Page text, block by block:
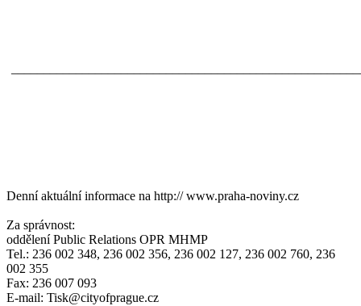
Denní aktuální informace na http:// www.praha-noviny.cz
Za správnost:
oddělení Public Relations OPR MHMP
Tel.: 236 002 348, 236 002 356, 236 002 127, 236 002 760, 236
002 355
Fax: 236 007 093
E-mail: Tisk@cityofprague.cz